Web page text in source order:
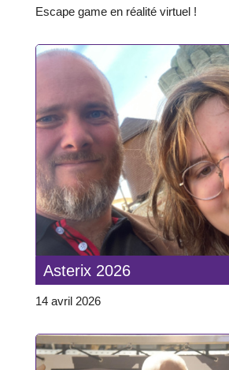
Escape game en réalité virtuel !
Asterix 2026
14 avril 2026